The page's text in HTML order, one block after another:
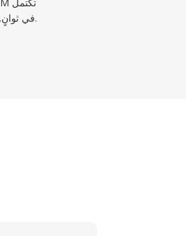
في ثوانٍ. ارفع وحوّل وحمّل دون انتظار.